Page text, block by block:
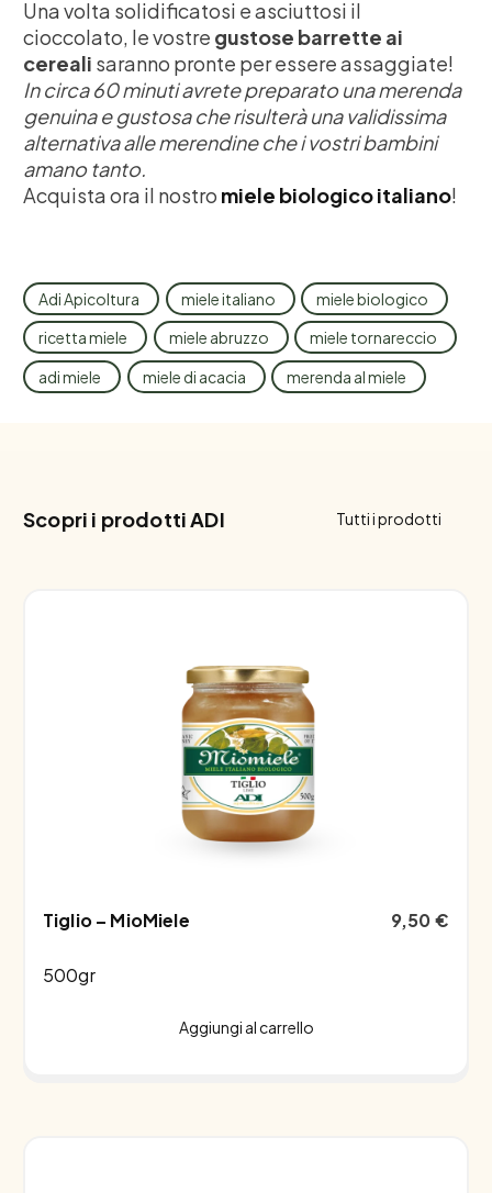
Una volta solidificatosi e asciuttosi il
cioccolato, le vostre gustose barrette ai
cereali saranno pronte per essere assaggiate!
In circa 60 minuti avrete preparato una merenda
genuina e gustosa che risulterà una validissima
alternativa alle merendine che i vostri bambini
amano tanto.
Acquista ora il nostro miele biologico italiano!
Adi Apicoltura miele italiano
miele biologico
ricetta miele
miele abruzzo
miele tornareccio
adi miele
miele di acacia merenda al miele
Scopri i prodotti ADI Tutti i prodotti
Tiglio – MioMiele
500gr
9,50€
Aggiungi al carrello